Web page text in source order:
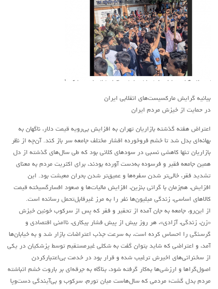
آمریکای لاتین
زنان
کارگران
اقتصادی
ادبی
سیاسی
نقد سیاسی
فلسفی
مباحثات
تئوری
نقد
کومله
روشنفکران مارکسیست
فعالان کارگری
حزب کمونیست کارگری
راه کارگر
بیانیه گرایش مارکسیست‌های انقلابی ایران
در حمایت از خیزش مردم ایران
اعتراض هفته گذشته بازاریان تهران به افزایش بی‌رویه قیمت دلار، ناگهان به
بهانه‌ای بدل شد تا خشم فروخورده اقشار مختلف جامعه سر باز کند. آن‌چه از نظر
بازاریان تنها کاهشی نسبی در سودهای کلانی بود که طی سال‌های گذشته از دل
همین جامعه فقیر و فرسوده به‌دست آورده بودند، برای اکثریت مردم به معنای
تشدید فقر، خالی‌تر شدن سفره‌ها و عمیق‌تر شدن بحران معیشت بود. این
افزایش، هم‌زمان با گرانی بنزین، افزایش مالیات‌ها و صعود افسارگسیخته قیمت
کالاهای اساسی، زندگی میلیون‌ها نفر را به مرز غیرقابل‌تحمل رسانده است.
از این‌رو، جامعه به جان آمده از تحقیر و فقر که پس از سرکوب خونین خیزش
«زن، زندگی، آزادی»، هر روز بیش از پیش فشار بیکاری، ناامنی اقتصادی و
گرسنگی را احساس کرده است، به سرعت جذب اعتراضات بازار شد و به خیابان‌ها
آمد، و اعتراضی که شاید بتوان گفت به شکلی غیرمستقیم توسط پزشکیان در یکی
از سخنرانی‌های اخیرش ترغیب شده و قرار بود در خدمت بی‌اعتبارکردن
اصول‌گراها و ارزشی‌ها به‌کار گرفته شود، بناگاه به جرقه‌ای بر باروت خشم انباشته
مردم بدل گشت؛ مردمی که سال‌هاست میان تورم، سرکوب و بی‌آیندگی دست‌وپا